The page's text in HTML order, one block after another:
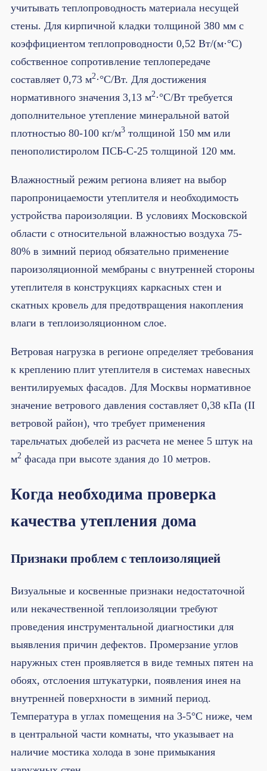
учитывать теплопроводность материала несущей
стены. Для кирпичной кладки толщиной 380 мм с
коэффициентом теплопроводности 0,52 Вт/(м·°C)
собственное сопротивление теплопередаче
составляет 0,73 м2·°C/Вт. Для достижения
нормативного значения 3,13 м2·°C/Вт требуется
дополнительное утепление минеральной ватой
плотностью 80-100 кг/м3толщиной 150 мм или
пенополистиролом ПСБ-С-25 толщиной 120 мм.
Влажностный режим региона влияет на выбор
паропроницаемости утеплителя и необходимость
устройства пароизоляции. В условиях Московской
области с относительной влажностью воздуха 75-
80% в зимний период обязательно применение
пароизоляционной мембраны с внутренней стороны
утеплителя в конструкциях каркасных стен и
скатных кровель для предотвращения накопления
влаги в теплоизоляционном слое.
Ветровая нагрузка в регионе определяет требования
к креплению плит утеплителя в системах навесных
вентилируемых фасадов. Для Москвы нормативное
значение ветрового давления составляет 0,38 кПа (II
ветровой район), что требует применения
тарельчатых дюбелей из расчета не менее 5 штук на
м2фасада при высоте здания до 10 метров.
Когда необходима проверка
качества утепления дома
Признаки проблем с теплоизоляцией
Визуальные и косвенные признаки недостаточной
или некачественной теплоизоляции требуют
проведения инструментальной диагностики для
выявления причин дефектов. Промерзание углов
наружных стен проявляется в виде темных пятен на
обоях, отслоения штукатурки, появления инея на
внутренней поверхности в зимний период.
Температура в углах помещения на 3-5°C ниже, чем
в центральной части комнаты, что указывает на
наличие мостика холода в зоне примыкания